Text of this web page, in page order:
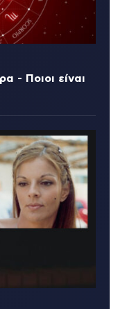
- Ποιοι είναι